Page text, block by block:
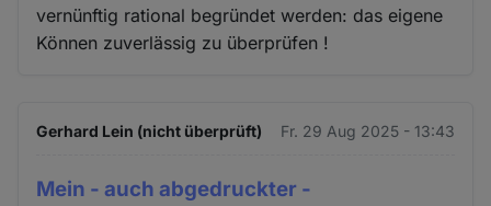
vernünftig rational begründet werden: das eigene
Können zuverlässig zu überprüfen !
Gerhard Lein (nicht überprüft) Fr. 29 Aug 2025 - 13:43
Mein - auch abgedruckter -